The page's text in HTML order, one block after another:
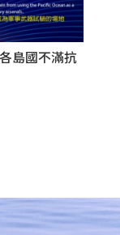
島國不滿抗